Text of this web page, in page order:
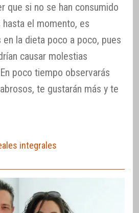
que si no se han consumido
el momento, es
la dieta poco a poco, pues
causar molestias
poco tiempo observarás
te gustarán más y te
integrales